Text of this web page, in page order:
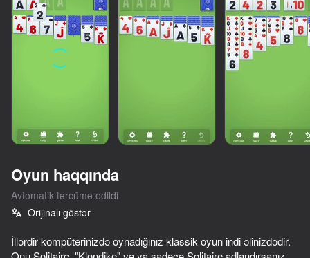
Sudoku
Poker Online
Solitaire Klondike - Deluxe
Chat Master
Oyun haqqında
Avtomatik tərcümə edildi
Orijinalı göstər
İllərdir kompüterinizdə oynadığınız klassik oyun indi əlinizdədir.